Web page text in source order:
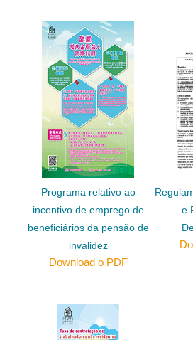
Programa relativo ao
incentivo de emprego de
beneficiários da pensão de
invalidez
Download o PDF
e